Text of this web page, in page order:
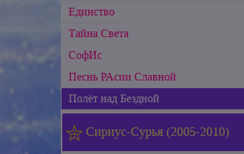
Единство
Тайна Света
СофИс
Песнь РАсии Славной
Полёт над Бездной
Сириус-Сурья (2005-2010)